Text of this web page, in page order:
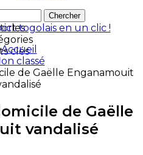
clés
Accueil
classé
de Gaëlle Enganamouit
de Gaëlle
vandalisé